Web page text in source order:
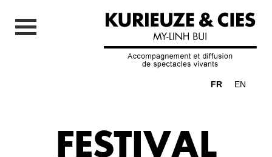
FR EN
FESTIVAL